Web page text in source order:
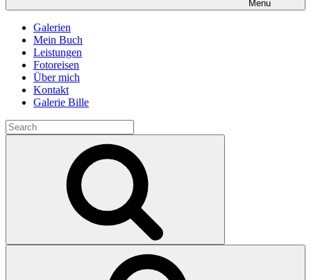
Menu
Galerien
Mein Buch
Leistungen
Fotoreisen
Über mich
Kontakt
Galerie Bille
Search
for: